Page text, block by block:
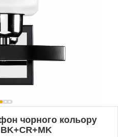
чорного кольору